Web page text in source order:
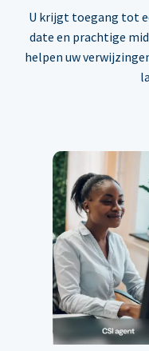
U krijgt toegang tot
date en prachtige
helpen uw